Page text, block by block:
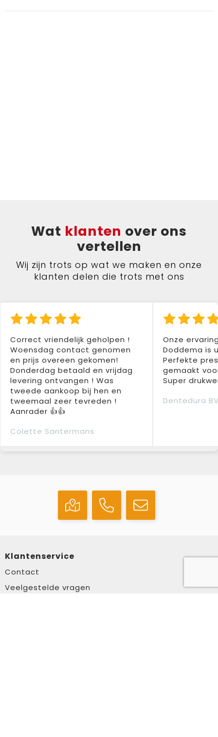
Wat klanten over ons
vertellen
Wij zijn trots op wat we maken en onze
klanten delen die trots met ons
Correct vriendelijk geholpen !
Woensdag contact genomen
en prijs overeen gekomen!
Donderdag betaald en vrijdag
levering ontvangen ! Was
tweede aankoop bij hen en
tweemaal zeer tevreden !
Aanrader 👍👍
Colette Santermans
Onze
Doddema is
Perfekte
gemaakt
Super
Dentedura
Klantenservice
Contact
Veelgestelde vragen